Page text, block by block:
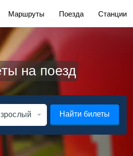
Маршруты Поезда Станции
на поезд
Найти билеты